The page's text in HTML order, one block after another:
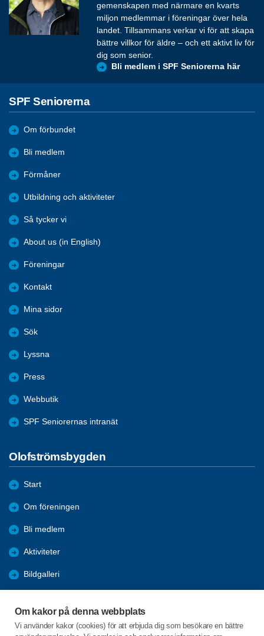
Om kakor på denna webbplats
Vi använder kakor (cookies) för att erbjuda dig som besökare en bättre
gemenskapen med närmare en kvarts
miljon medlemmar i föreningar över hela
landet. Tillsammans verkar vi för att skapa
bättre villkor för äldre – och ett aktivt liv för
dig som senior.
Bli medlem i SPF Seniorerna här
SPF Seniorerna
Om förbundet
Bli medlem
Förmåner
Utbildning och aktiviteter
Så tycker vi
About us (in English)
Föreningar
Kontakt
Mina sidor
Sök
Lyssna
Press
Webbutik
SPF Seniorernas intranät
Olofströmsbygden
Start
Om föreningen
Bli medlem
Aktiviteter
Bildgalleri
Rapporter